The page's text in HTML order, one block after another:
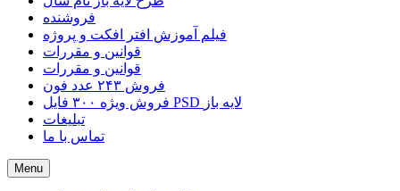
فروشنده
فیلم آموزش افتر افکت و پروژه
قوانین و مقررات
قوانین و مقررات
فروش ۲۴۳ عدد فون
فروش ویژه ۳۰۰ فایل PSD لایه باز
تبلیغات
تماس با ما
Menu